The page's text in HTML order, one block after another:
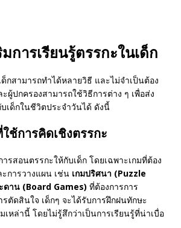
การเรียนรู้ตรรกะในเด็ก
กสามารถทำได้หลายวิธี และไม่จำเป็นต้อง
ผู้ปกครองสามารถใช้วิธีการต่าง ๆ เพื่อส่ง
เด็กในชีวิตประจำวันได้ ดังนี้
ใช้การคิดเชิงตรรกะ
รสอนตรรกะให้กับเด็ก โดยเฉพาะเกมที่ต้อง
การวางแผน เช่น เกมปริศนา (Puzzle
ดาน (Board Games) ที่ต้องการการ
ตัดสินใจ เด็กๆ จะได้รับการฝึกฝนทักษะ
เหล่านี้ โดยไม่รู้สึกว่าเป็นการเรียนรู้ที่น่าเบื่อ